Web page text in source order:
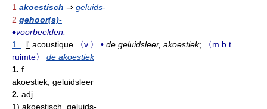
1 akoestisch ⇒ geluids-
2 gehoor(s)-
♦voorbeelden:
1
l' acoustique 〈v.〉 • de geluidsleer, akoestiek;
〈m.b.t.
ruimte〉
de akoestiek
1. f
akoestiek, geluidsleer
2. adj
1) akoestisch, geluids-